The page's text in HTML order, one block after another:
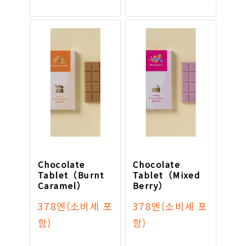
Chocolate
Tablet（Burnt
Caramel）
378엔(소비세 포
함)
Chocolate
Tablet（Mixed
Berry）
378엔(소비세 포
함)